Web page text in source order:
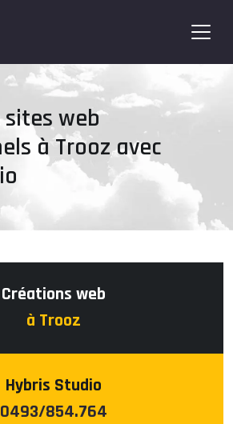
web
à Trooz avec
Créations web
à Trooz
Hybris Studio
0493/854.764